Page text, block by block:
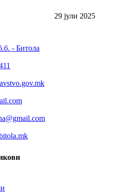
29 јули 2025
- Битола